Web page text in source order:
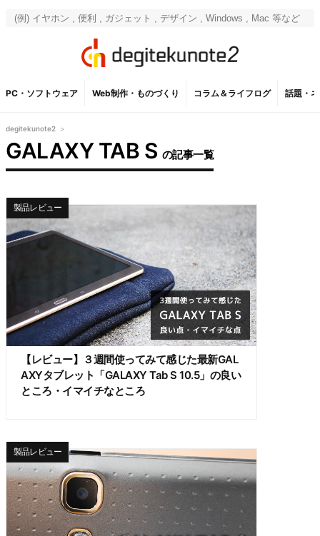
PC・ソフトウェア Web制作・ものづくり コラム＆ライフログ 話題・
degitekunote2 >
GALAXY TAB S の記事一覧
【レビュー】３週間使ってみて感じた最新GAL
AXYタブレット「GALAXY Tab S 10.5」の良い
ところ・イマイチなところ
製品レビュー
製品レビュー